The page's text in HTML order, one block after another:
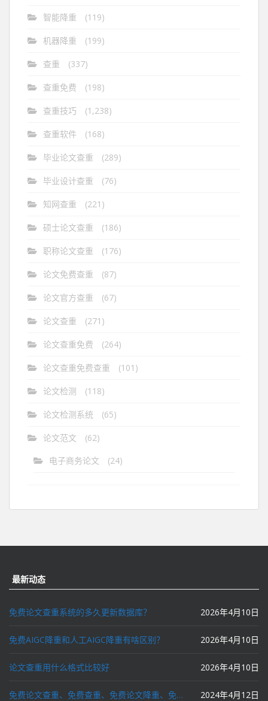
智能降重 (119)
机器降重 (199)
查重 (337)
查重免费 (198)
查重技巧 (1,238)
查重软件 (168)
毕业论文查重 (289)
毕业设计查重 (76)
知网查重 (221)
硕士论文查重 (186)
职称论文查重 (176)
论文免费查重 (87)
论文官方查重 (67)
论文查重 (271)
论文查重免费 (264)
论文查重免费查重 (101)
论文检测 (118)
论文检测系统 (65)
论文范文
(62)
电子商务论文
(24)
最新动态
免费论文查重系统的多久更新数据库？ 2026年4月10日
免费AIGC降重和人工AIGC降重有啥区别？ 2026年4月10日
论文查重用什么格式比较好 2026年4月10日
免费论文查重、免费查重、免费论文降重、免费降重、智能降重、一键降重、降低AIGC写作率、AI写论文，这些名词你了解吗？ 2024年4月12日